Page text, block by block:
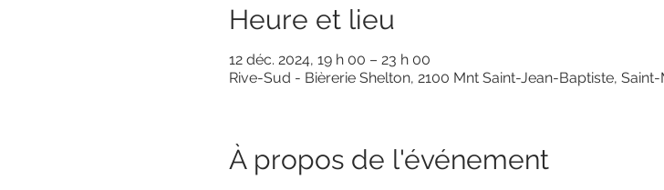
Heure et lieu
12 déc. 2024, 19 h 00 – 23 h 00
Rive-Sud - Bièrerie Shelton, 2100 Mnt Saint-Jean-Baptiste,
À propos de l'événement